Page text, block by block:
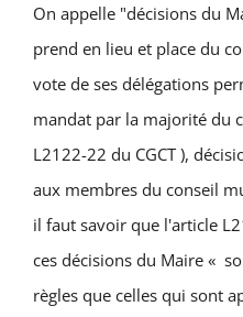
On appelle "décisions du
prend en lieu et place du
vote de ses délégations
mandat par la majorité du
L2122-22 du CGCT ),
aux membres du conseil
il faut savoir que l'article
ces décisions du Maire «
règles que celles qui sont